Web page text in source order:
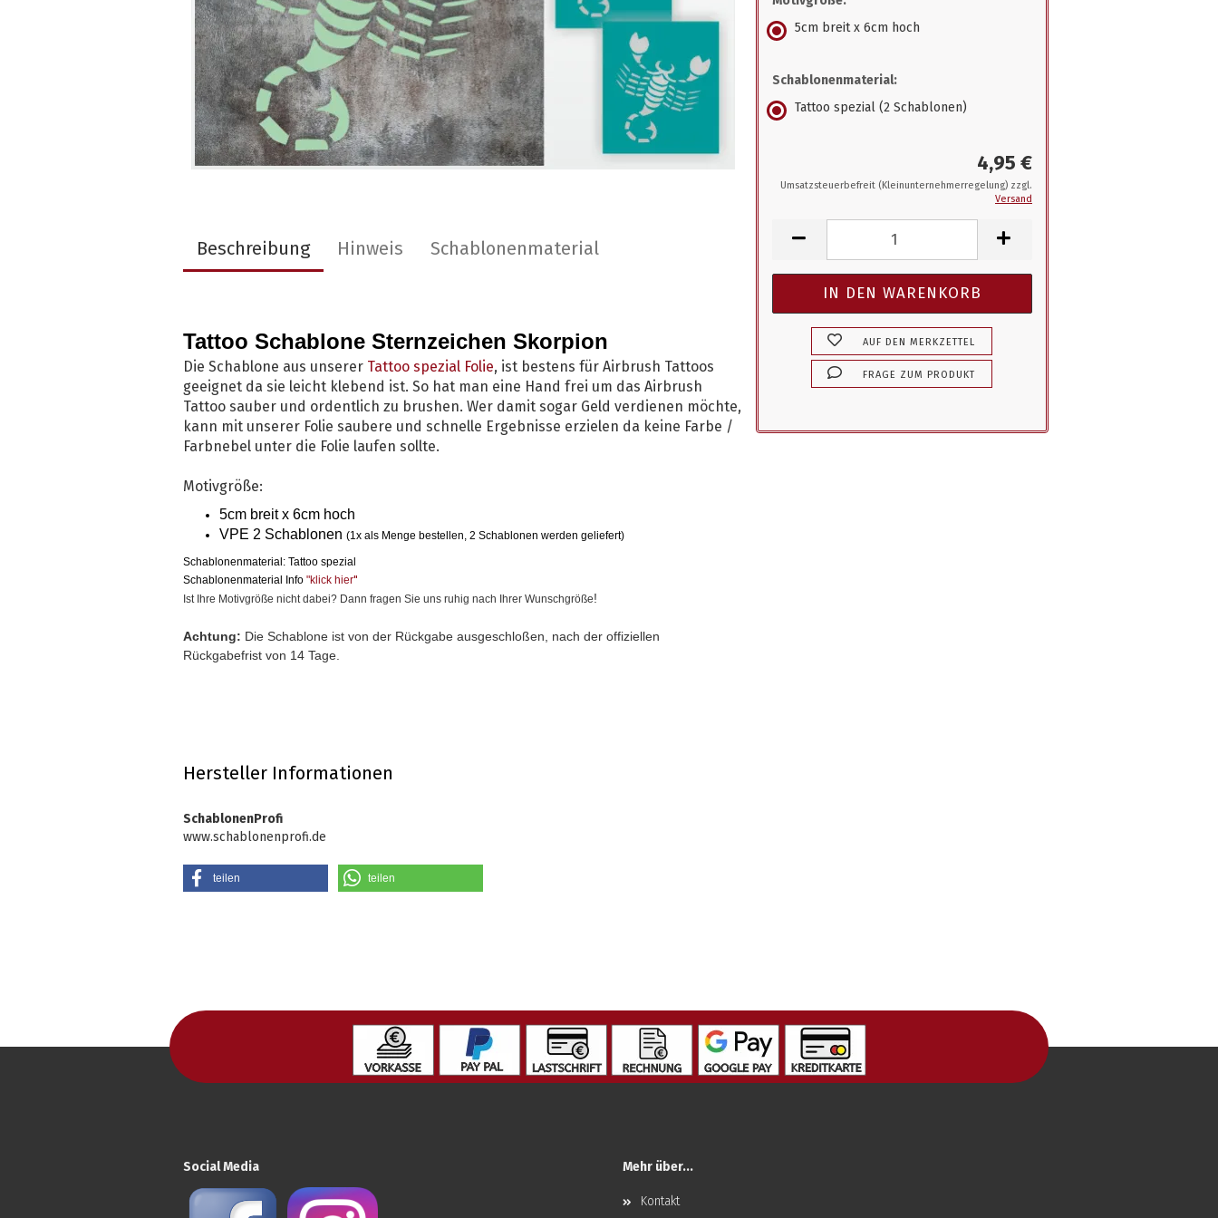
5cm breit x 6cm hoch
Schablonenmaterial:
Tattoo spezial (2 Schablonen)
4,95 €
Umsatzsteuerbefreit (Kleinunternehmerregelung) zzgl.
Versand
AUF DEN MERKZETTEL
FRAGE ZUM PRODUKT
Beschreibung Hinweis Schablonenmaterial
Tattoo Schablone Sternzeichen Skorpion
Die Schablone aus unserer Tattoo spezial Folie, ist bestens für Airbrush Tattoos
geeignet da sie leicht klebend ist. So hat man eine Hand frei um das Airbrush
Tattoo sauber und ordentlich zu brushen. Wer damit sogar Geld verdienen möchte,
kann mit unserer Folie saubere und schnelle Ergebnisse erzielen da keine Farbe /
Farbnebel unter die Folie laufen sollte.
Motivgröße:
5cm breit x 6cm hoch
VPE 2 Schablonen (1x als Menge bestellen, 2 Schablonen werden geliefert)
Schablonenmaterial: Tattoo spezial
Schablonenmaterial Info "klick hier"
Ist Ihre Motivgröße nicht dabei? Dann fragen Sie uns ruhig nach Ihrer Wunschgröße!
Achtung: Die Schablone ist von der Rückgabe ausgeschloßen, nach der offiziellen
Rückgabefrist von 14 Tage.
Hersteller Informationen
SchablonenProfi
www.schablonenprofi.de
teilen teilen
Social Media Mehr über...
Kontakt